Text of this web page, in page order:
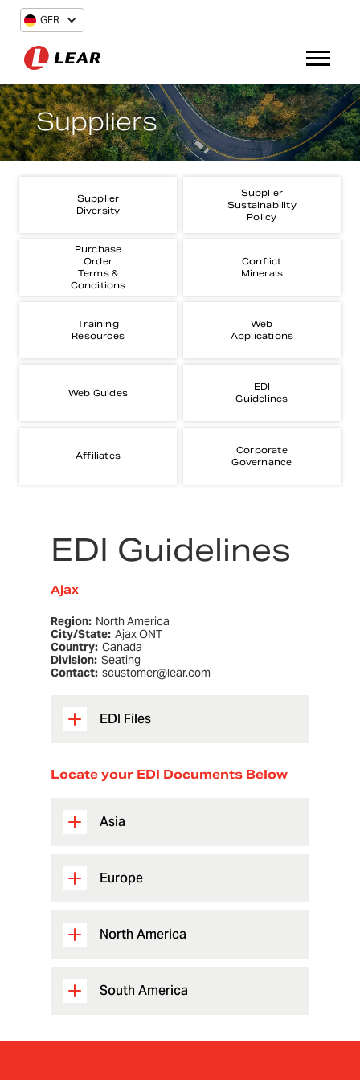
GER
Suppliers
Supplier
Diversity
Supplier
Sustainability
Policy
Purchase
Order
Terms &
Conditions
Conflict
Minerals
Training
Resources
Web
Applications
Web Guides
EDI
Guidelines
Affiliates
Corporate
Governance
EDI Guidelines
Ajax
Region: North America
City/State: Ajax ONT
Country: Canada
Division: Seating
Contact: scustomer@lear.com
EDI Files
Locate your EDI Documents Below
Asia
Europe
North America
South America